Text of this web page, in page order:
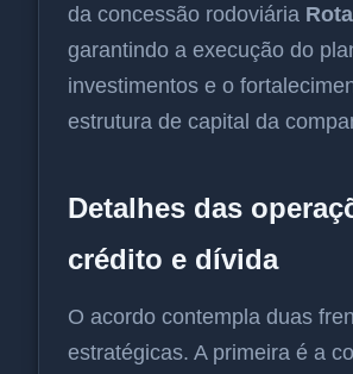
da concessão rodoviária
garantindo a execução do
investimentos e o
estrutura de capital da
Detalhes das
crédito e dívida
O acordo contempla duas
estratégicas. A primeira é a